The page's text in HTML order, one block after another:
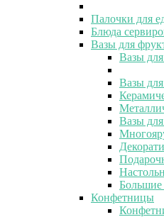
Палочки для
Блюда
Вазы для
Вазы
Вазы
Вазы
Большие
Конфетницы